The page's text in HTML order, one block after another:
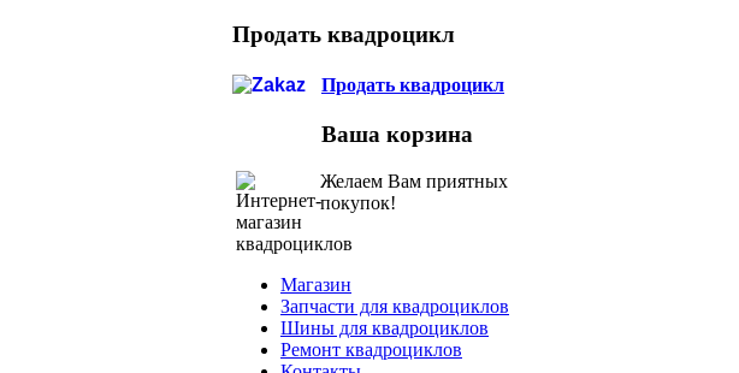
Продать квадроцикл
Продать квадроцикл
Ваша корзина
Желаем Вам приятных
покупок!
Магазин
Запчасти для квадроциклов
Шины для квадроциклов
Ремонт квадроциклов